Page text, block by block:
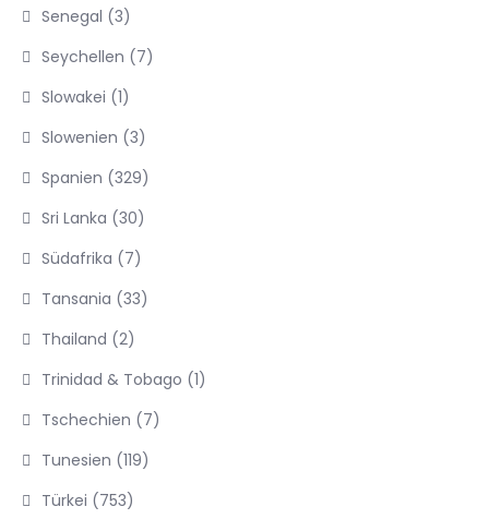
Senegal (3)
Seychellen (7)
Slowakei (1)
Slowenien (3)
Spanien (329)
Sri Lanka (30)
Südafrika (7)
Tansania (33)
Thailand (2)
Trinidad & Tobago (1)
Tschechien (7)
Tunesien (119)
Türkei (753)